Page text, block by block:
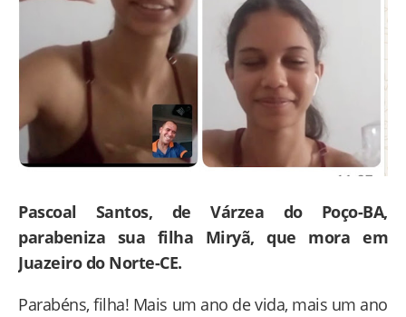
Pascoal Santos, de Várzea do Poço-BA,
parabeniza sua filha Miryã, que mora em
Juazeiro do Norte-CE.
Parabéns, filha! Mais um ano de vida, mais um ano